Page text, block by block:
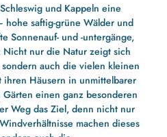
und Kappeln eine
hohe saftig-grüne Wälder und
Sonnenauf- und -untergänge,
nur die Natur zeigt sich
auch die vielen kleinen
Häusern in unmittelbarer
einen ganz besonderen
Weg das Ziel, denn nicht nur
machen dieses